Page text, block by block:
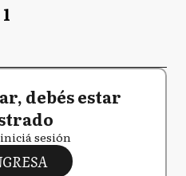
debés estar
sesión